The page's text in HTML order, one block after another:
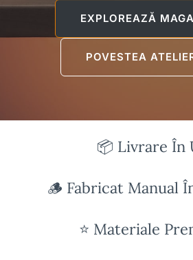
EXPLOREAZĂ
POVESTEA
📦 Livrare În
🪵 Fabricat Manual
⭐ Materiale